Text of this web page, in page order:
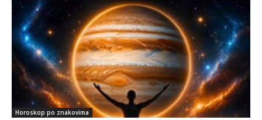
Horoskop po znakovima